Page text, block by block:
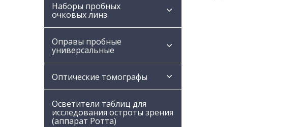
Наборы пробных
очковых линз
Оправы пробные
универсальные
Оптические томографы
Осветители таблиц для
исследования остроты зрения
(аппарат Ротта)